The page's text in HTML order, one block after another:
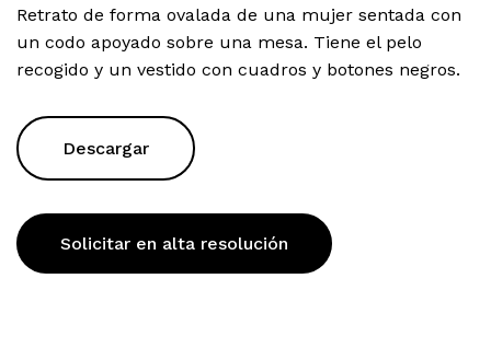
Retrato de forma ovalada de una mujer sentada con
un codo apoyado sobre una mesa. Tiene el pelo
recogido y un vestido con cuadros y botones negros.
Descargar
Solicitar en alta resolución